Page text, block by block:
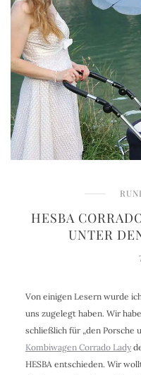
HESBA
UNTER
Von einigen Lesern wurde
uns zugelegt haben. Wir
schließlich für „den Porsche
Kombiwagen Corrado Lady
HESBA entschieden. Wir